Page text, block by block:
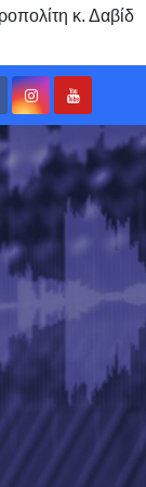
κ. Δαβίδ